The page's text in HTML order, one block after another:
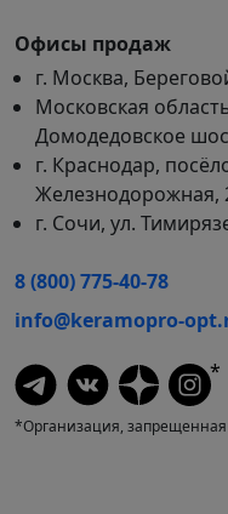
Офисы продаж
г. Москва,
Московская
Домодедовское
г. Краснодар,
Железнодорожная,
г. Сочи, ул.
8 (800) 775-40-78
info@keramopro-
*
*Организация,